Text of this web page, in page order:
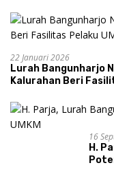
22 Januari 2026
Lurah Bangunharjo
Kalurahan Beri
16
H.